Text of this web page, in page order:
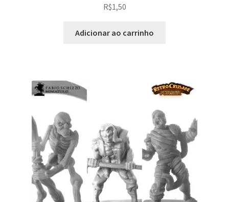
R$1,50
Adicionar ao carrinho